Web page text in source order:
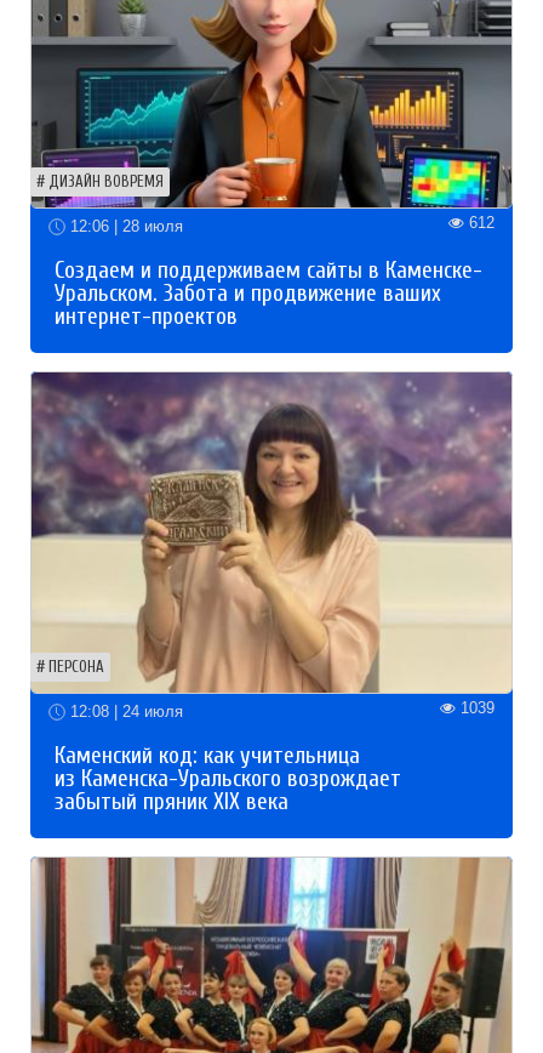
ДИЗАЙН ВОВРЕМЯ
12:06 | 28 июля 612
Создаем и поддерживаем сайты в Каменске-
Уральском. Забота и продвижение ваших
интернет-проектов
ПЕРСОНА
12:08 | 24 июля 1039
Каменский код: как учительница
из Каменска-Уральского возрождает
забытый пряник XIX века